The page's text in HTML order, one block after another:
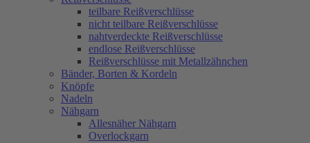
teilbare Reißverschlüsse
nicht teilbare Reißverschlüsse
nahtverdeckte Reißverschlüsse
endlose Reißverschlüsse
Reißverschlüsse mit Metallzähnchen
Bänder, Borten & Kordeln
Knöpfe
Nadeln
Nähgarn
Allesnäher Nähgarn
Overlockgarn